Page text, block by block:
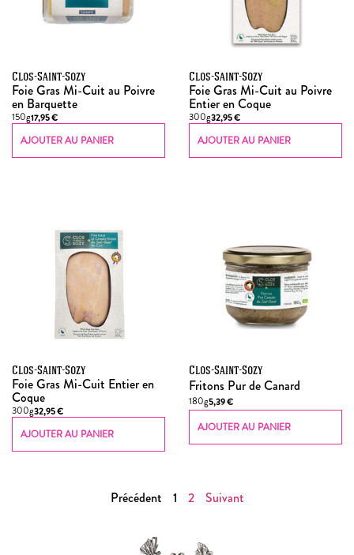
Clos-Saint-Sozy
Foie Gras Mi-Cuit au Poivre
en Barquette
150g17,95€
AJOUTER AU PANIER
Clos-Saint-Sozy
Foie Gras Mi-Cuit au Poivre
Entier en Coque
300g32,95€
AJOUTER AU PANIER
Clos-Saint-Sozy
Foie Gras Mi-Cuit Entier en
Coque
300g32,95€
AJOUTER AU PANIER
Clos-Saint-Sozy
Fritons Pur de Canard
180g5,39€
AJOUTER AU PANIER
Précédent 1 2 Suivant